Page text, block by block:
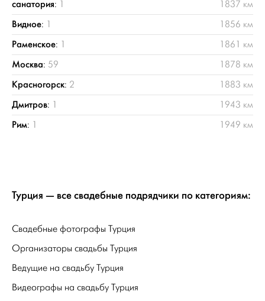
санатория: 1 1837 км
Видное: 1 1856 км
Раменское: 1 1861 км
Москва: 59 1878 км
Красногорск: 2 1883 км
Дмитров: 1 1943 км
Рим: 1 1949 км
Турция — все свадебные подрядчики по категориям:
Свадебные фотографы Турция
Организаторы свадьбы Турция
Ведущие на свадьбу Турция
Видеографы на свадьбу Турция